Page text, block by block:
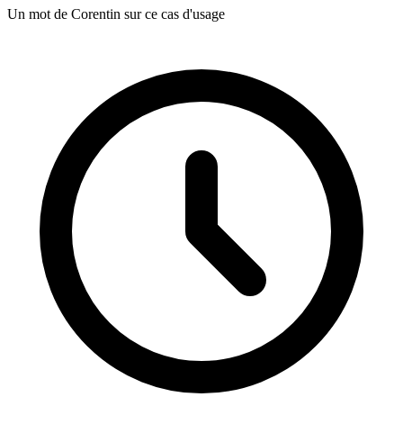
Un mot de Corentin sur ce cas d'usage